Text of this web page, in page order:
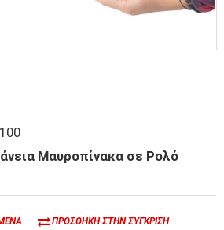
Μαυροπίνακα σε Ρολό
ΠΡΟΣΘΉΚΗ ΣΤΗΝ ΣΎΓΚΡΙΣΗ